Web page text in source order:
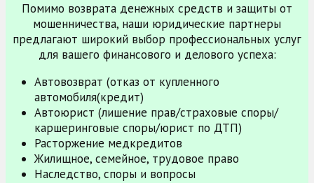
Помимо возврата денежных средств и защиты от
мошенничества, наши юридические партнеры
предлагают широкий выбор профессиональных услуг
для вашего финансового и делового успеха:
Автовозврат (отказ от купленного
автомобиля(кредит)
Автоюрист (лишение прав/страховые споры/
каршеринговые споры/юрист по ДТП)
Расторжение медкредитов
Жилищное, семейное, трудовое право
Наследство, споры и вопросы